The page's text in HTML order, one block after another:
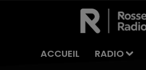
ACCUEIL RADIO